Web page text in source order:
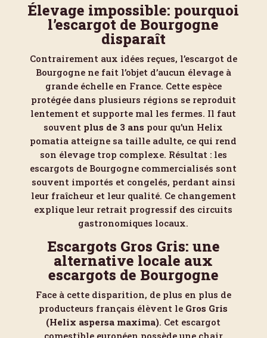
Élevage impossible: pourquoi
l’escargot de Bourgogne
disparaît
Contrairement aux idées reçues, l’escargot de
Bourgogne ne fait l’objet d’aucun élevage à
grande échelle en France. Cette espèce
protégée dans plusieurs régions se reproduit
lentement et supporte mal les fermes. Il faut
souvent plus de 3 ans pour qu’un Helix
pomatia atteigne sa taille adulte, ce qui rend
son élevage trop complexe. Résultat : les
escargots de Bourgogne commercialisés sont
souvent importés et congelés, perdant ainsi
leur fraîcheur et leur qualité. Ce changement
explique leur retrait progressif des circuits
gastronomiques locaux.
Escargots Gros Gris: une
alternative locale aux
escargots de Bourgogne
Face à cette disparition, de plus en plus de
producteurs français élèvent le Gros Gris
(Helix aspersa maxima). Cet escargot
comestible européen possède une chair